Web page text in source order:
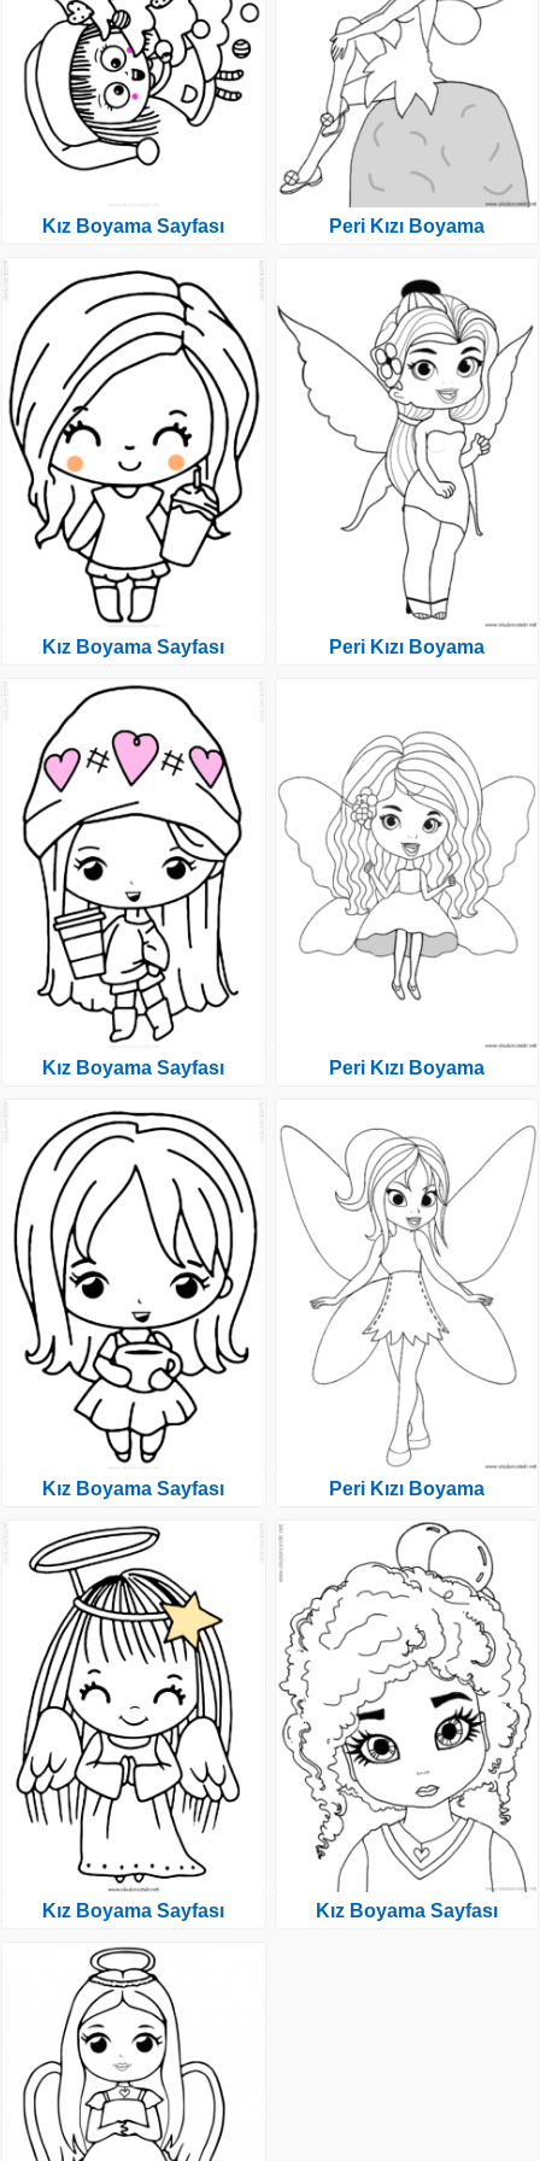
Kız Boyama Sayfası
Kız Boyama Sayfası
Kız Boyama Sayfası
Kız Boyama Sayfası
Kız Boyama Sayfası
Peri Kızı Boyama
Peri Kızı Boyama
Peri Kızı Boyama
Peri Kızı Boyama
Kız Boyama Sayfası